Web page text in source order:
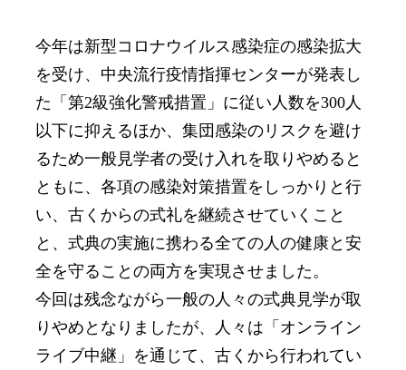
今年は新型コロナウイルス感染症の感染拡大
を受け、中央流行疫情指揮センターが発表し
た「第2級強化警戒措置」に従い人数を300人
以下に抑えるほか、集団感染のリスクを避け
るため一般見学者の受け入れを取りやめると
ともに、各項の感染対策措置をしっかりと行
い、古くからの式礼を継続させていくこと
と、式典の実施に携わる全ての人の健康と安
全を守ることの両方を実現させました。
今回は残念ながら一般の人々の式典見学が取
りやめとなりましたが、人々は「オンライン
ライブ中継」を通じて、古くから行われてい